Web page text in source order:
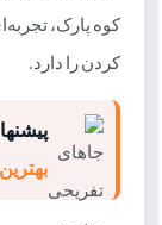
کوه پارک،
کردن را دارد.